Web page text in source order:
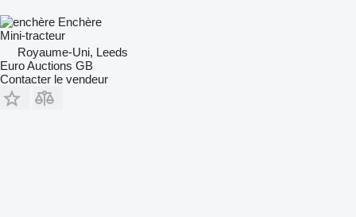
Enchère
Mini-tracteur
Royaume-Uni, Leeds
Euro Auctions GB
Contacter le vendeur